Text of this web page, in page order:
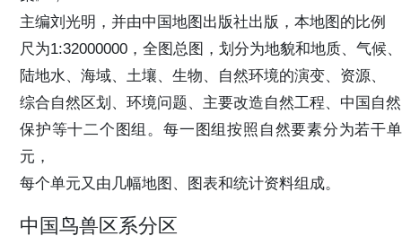
主编刘光明，并由中国地图出版社出版，本地图的比例
尺为1:32000000，全图总图，划分为地貌和地质、气候、
陆地水、海域、土壤、生物、自然环境的演变、资源、
综合自然区划、环境问题、主要改造自然工程、中国自然
保护等十二个图组。每一图组按照自然要素分为若干单
元，
每个单元又由几幅地图、图表和统计资料组成。
中国鸟兽区系分区